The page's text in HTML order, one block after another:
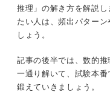
推理」の解き方を解説
たい人は、頻出パター
しょう。
記事の後半では、数的推
一通り解いて、試験本
鍛えていきましょう。